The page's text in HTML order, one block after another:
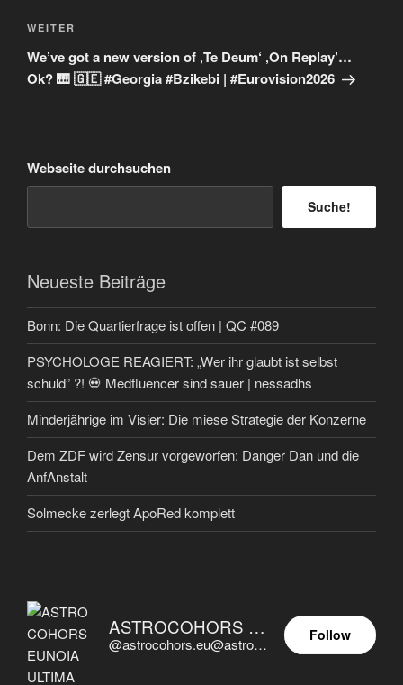
Nächster
Beitrag
WEITER
We’ve got a new version of ‚Te Deum‘ ‚On Replay’…
Ok? 🎹 🇬🇪 #Georgia #Bzikebi | #Eurovision2026
Webseite durchsuchen
Suche!
Neueste Beiträge
Bonn: Die Quartierfrage ist offen | QC #089
PSYCHOLOGE REAGIERT: „Wer ihr glaubt ist selbst
schuld” ?! 💀 Medfluencer sind sauer | nessadhs
Minderjährige im Visier: Die miese Strategie der Konzerne
Dem ZDF wird Zensur vorgeworfen: Danger Dan und die
AnfAnstalt
Solmecke zerlegt ApoRed komplett
ASTROCOHORS EUNOIA ULTIMA
@astrocohors.eu@astrocohors.eu
Follow